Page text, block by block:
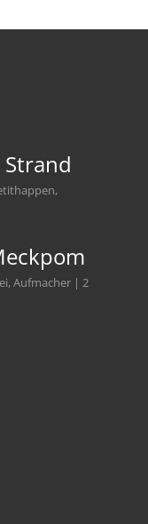
,
,Aufmacher| 2